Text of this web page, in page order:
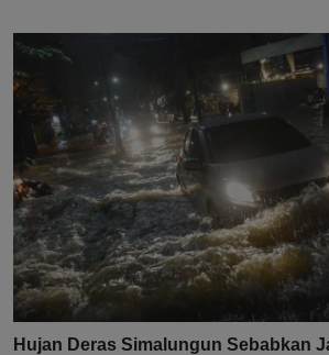
Hujan Deras Simalungun Sebabkan